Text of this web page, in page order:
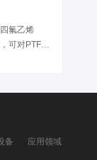
氟乙烯
可对PTFE
适用于液压
备 应用领域